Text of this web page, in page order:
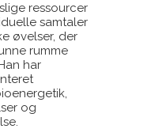
ressourcer
samtaler
øvelser, der
rumme
har
og